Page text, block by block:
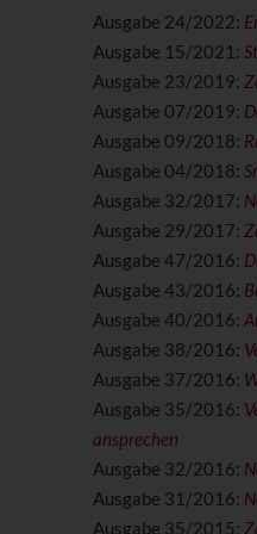
Ausgabe 24/2022:
Ausgabe 15/2021:
Ausgabe 23/2019:
Ausgabe 07/2019:
Ausgabe 09/2018:
Ausgabe 04/2018:
Ausgabe 32/2017:
Ausgabe 29/2017:
Ausgabe 47/2016:
Ausgabe 43/2016:
Ausgabe 40/2016:
Ausgabe 38/2016:
Ausgabe 37/2016:
Ausgabe 35/2016:
ansprechen
Ausgabe 32/2016:
Ausgabe 31/2016:
Ausgabe 35/2015: